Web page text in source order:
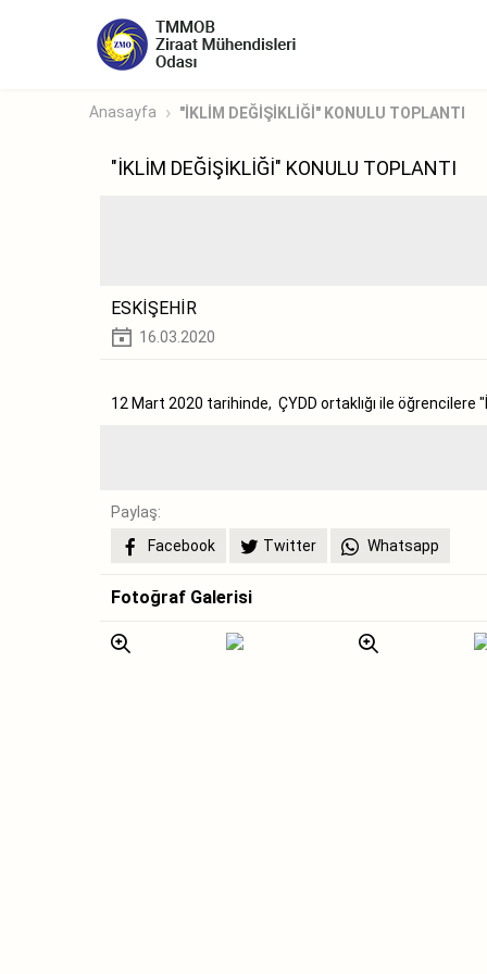
Anasayfa "İKLİM DEĞİŞİKLİĞİ" KONULU TOPLANTI
"İKLİM DEĞİŞİKLİĞİ" KONULU TOPLANTI
ESKİŞEHİR
16.03.2020
12 Mart 2020 tarihinde, ÇYDD ortaklığı ile öğrencilere
Paylaş:
Facebook
Twitter Whatsapp
Fotoğraf Galerisi